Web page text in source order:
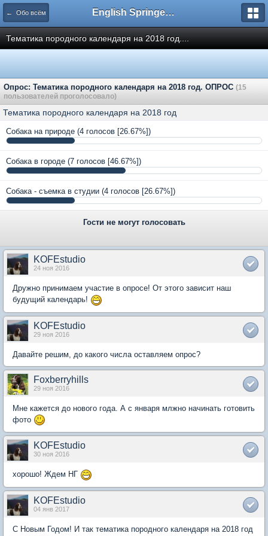
← Обо всём English Springer Spaniel Club
Тематика породного календаря на 2018 год....
Опрос: Тематика породного календаря на 2018 год. ОПРОС (15
пользователей проголосовало)
Тематика породного календаря на 2018 год
Собака на природе (4 голосов [26.67%])
Собака в городе (7 голосов [46.67%])
Собака - съемка в студии (4 голосов [26.67%])
Гости не могут голосовать
KOFEstudio
24 ноя 2016
Дружно принимаем участие в опросе! От этого зависит наш
будущий календарь!
KOFEstudio
29 ноя 2016
Давайте решим, до какого числа оставляем опрос?
Foxberryhills
29 ноя 2016
Мне кажется до нового года. А с января млжно начинать готовить
фото
KOFEstudio
30 ноя 2016
хорошо! Ждем НГ
KOFEstudio
04 янв 2017
С Новым Годом! И так тематика породного календаря на 2018 год